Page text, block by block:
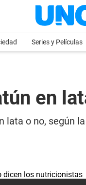
Series y Películas
en
lata o no, según